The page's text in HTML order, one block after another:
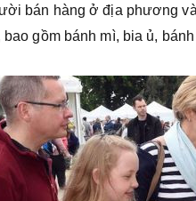
bán hàng ở địa phương
bao gồm bánh mì, bia ủ,